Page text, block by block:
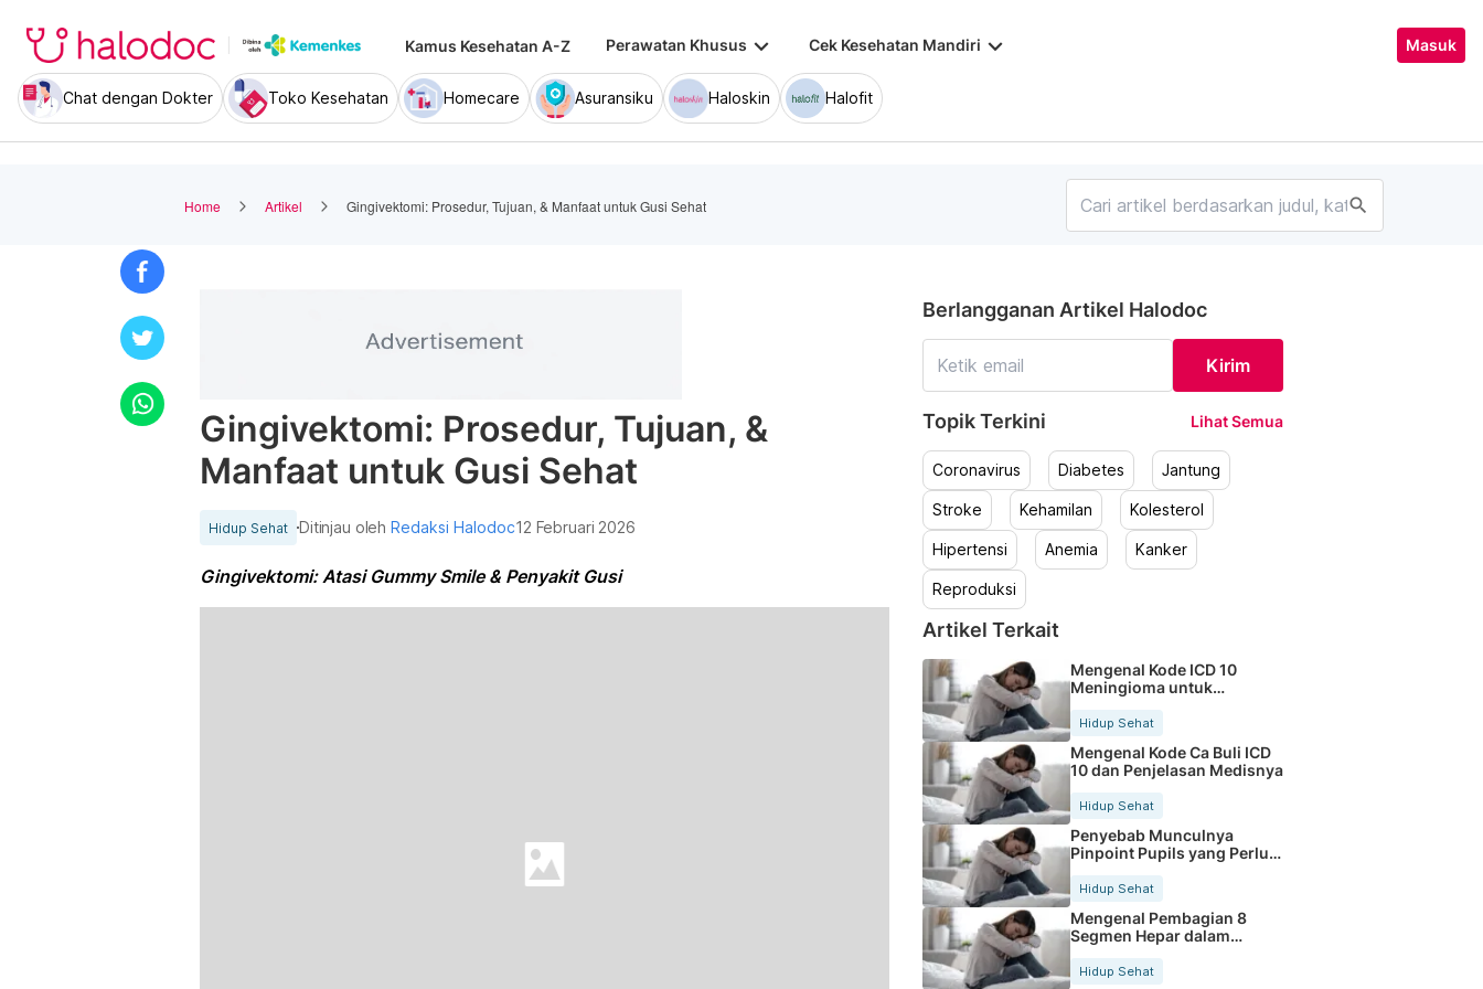
Kamus Kesehatan A-Z Perawatan Khusus keyboard_arrow_down Cek Kesehatan Mandiri keyboard_arrow_down Masuk
Chat dengan Dokter Toko Kesehatan Homecare Asuransiku Haloskin Halofit
Home Artikel Gingivektomi: Prosedur, Tujuan, & Manfaat untuk Gusi Sehat search
Gingivektomi: Prosedur, Tujuan, &
Manfaat untuk Gusi Sehat
Hidup Sehat Ditinjau olehRedaksi Halodoc12 Februari 2026
Gingivektomi: Atasi Gummy Smile & Penyakit Gusi
Berlangganan Artikel Halodoc
Kirim
Topik Terkini Lihat Semua
Coronavirus Diabetes Jantung
Stroke Kehamilan Kolesterol
Hipertensi Anemia Kanker
Reproduksi
Artikel Terkait
Mengenal Kode ICD 10
Meningioma untuk
Hidup Sehat
Mengenal Kode Ca Buli ICD
10 dan Penjelasan Medisnya
Hidup Sehat
Penyebab Munculnya
Pinpoint Pupils yang Perlu
Hidup Sehat
Mengenal Pembagian 8
Segmen Hepar dalam
Hidup Sehat